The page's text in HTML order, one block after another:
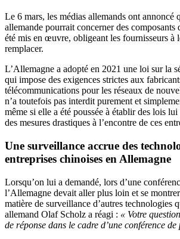
Le 6 mars, les médias allemands ont annoncé
allemande pourrait concerner des composants
été mis en œuvre, obligeant les fournisseurs à
remplacer.
L’Allemagne a adopté en 2021 une loi sur la
qui impose des exigences strictes aux
télécommunications pour les réseaux de
n’a toutefois pas interdit purement et
même si elle a été poussée à établir des lois
des mesures drastiques à l’encontre de ces
Une surveillance accrue des
entreprises chinoises en Allemagne
Lorsqu’on lui a demandé, lors d’une
l’Allemagne devait aller plus loin et se
matière de surveillance d’autres technologies
allemand Olaf Scholz a réagi : « Votre
de réponse dans le cadre d’une conférence de